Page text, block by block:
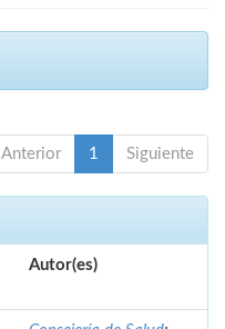
Anterior 1 Siguiente
Autor(es)